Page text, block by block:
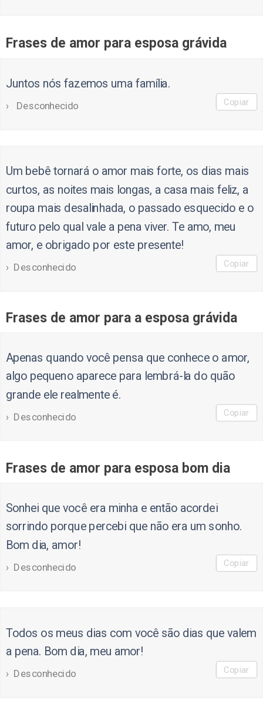
Frases de amor para esposa grávida
Juntos nós fazemos uma família.
Desconhecido Copiar
Um bebê tornará o amor mais forte, os dias mais
curtos, as noites mais longas, a casa mais feliz, a
roupa mais desalinhada, o passado esquecido e o
futuro pelo qual vale a pena viver. Te amo, meu
amor, e obrigado por este presente!
Desconhecido Copiar
Frases de amor para a esposa grávida
Apenas quando você pensa que conhece o amor,
algo pequeno aparece para lembrá-la do quão
grande ele realmente é.
Desconhecido Copiar
Frases de amor para esposa bom dia
Sonhei que você era minha e então acordei
sorrindo porque percebi que não era um sonho.
Bom dia, amor!
Desconhecido Copiar
Todos os meus dias com você são dias que valem
a pena. Bom dia, meu amor!
Desconhecido Copiar